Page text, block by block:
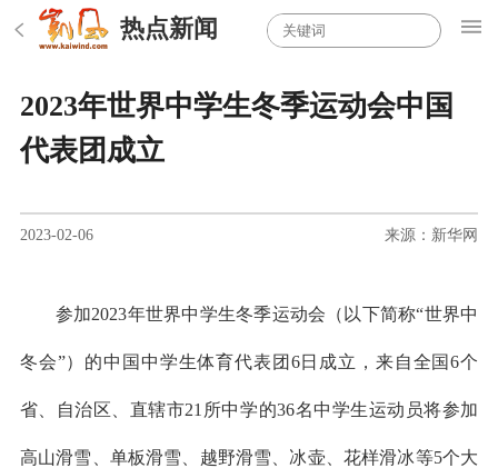
热点新闻
2023年世界中学生冬季运动会中国
代表团成立
2023-02-06 来源：新华网
参加2023年世界中学生冬季运动会（以下简称“世界中
冬会”）的中国中学生体育代表团6日成立，来自全国6个
省、自治区、直辖市21所中学的36名中学生运动员将参加
高山滑雪、单板滑雪、越野滑雪、冰壶、花样滑冰等5个大